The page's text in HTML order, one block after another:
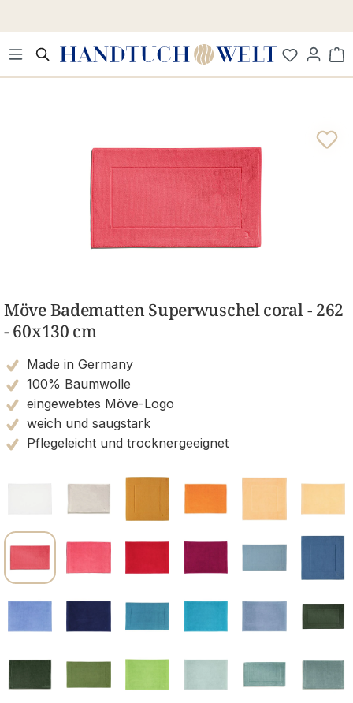
Möve Badematten Superwuschel coral - 262
- 60x130 cm
Made in Germany
100% Baumwolle
eingewebtes Möve-Logo
weich und saugstark
Pflegeleicht und trocknergeeignet